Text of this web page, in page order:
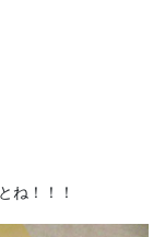
ね！！！